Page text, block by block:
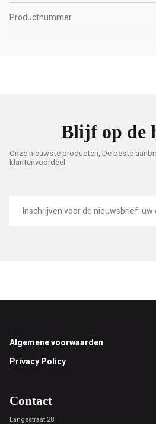
Productnummer
Blijf op de
Onze nieuwste producten, De beste
klantenvoordeel
mailadres
Footer
Algemene voorwaarden
Privacy Policy
Contact
Langestraat 28